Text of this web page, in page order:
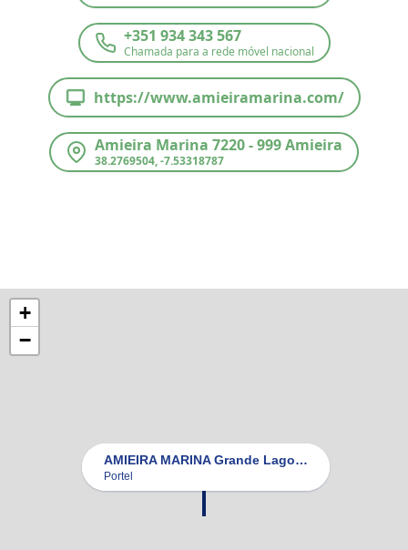
+351 934 343 567
Chamada para a rede móvel nacional
https://www.amieiramarina.com/
Amieira Marina 7220 - 999 Amieira
38.2769504, -7.53318787
AMIEIRA MARINA Grande Lago Albufeira de Alqueva
Portel
+
−